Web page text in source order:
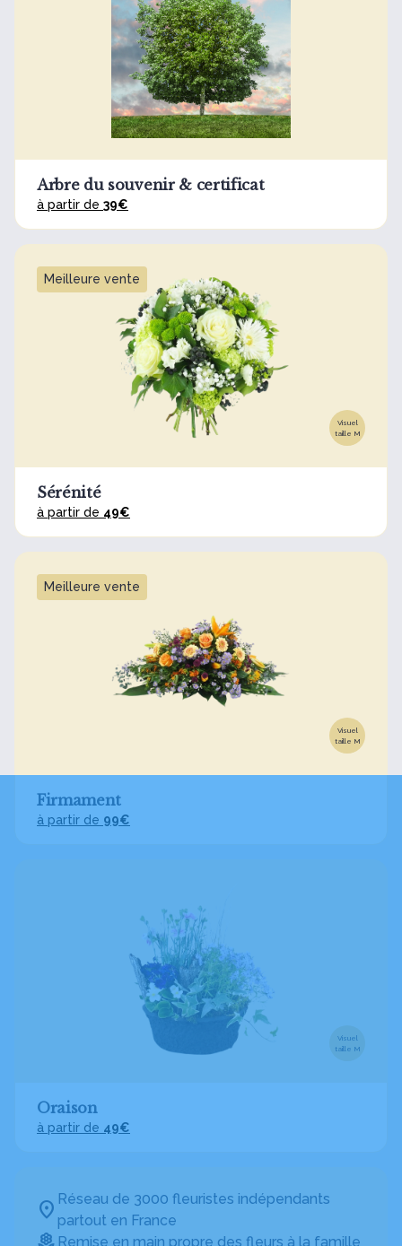
Réseau de 3000 fleuristes indépendants
partout en France
Remise en main propre des fleurs à la famille
Arbre du souvenir & certificat
à partir de 39€
Meilleure vente
Visuel
taille M
Sérénité
à partir de 49€
Meilleure vente
Visuel
taille M
Firmament
à partir de 99€
Visuel
taille M
Oraison
à partir de 49€